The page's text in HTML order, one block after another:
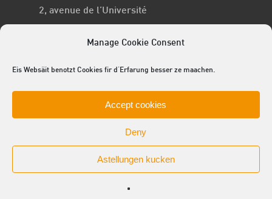
Manage Cookie Consent
Eis Websäit benotzt Cookies fir d'Erfarung besser ze maachen.
Accept cookies
Deny
Astellungen kucken
2, avenue de l’Université
No RCSL
© 2025 ACEL - de Studentevertrieder
instagram